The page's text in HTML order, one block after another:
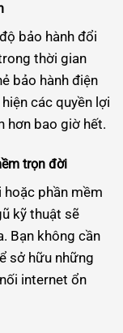
bảo hành đổi
thời gian
bảo hành điện
các quyền lợi
hơn bao giờ hết.
trọn đời
phần mềm
kỹ thuật sẽ
Bạn không cần
sở hữu những
internet ổn